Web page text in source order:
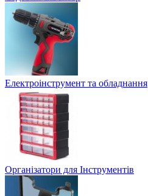
Електроінструмент та обладнання
Організатори для Інструментів